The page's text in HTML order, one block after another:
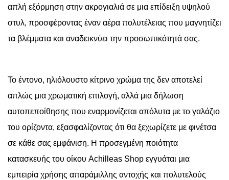
απλή εξόρμηση στην ακρογιαλιά σε μια επίδειξη υψηλού
στυλ, προσφέροντας έναν αέρα πολυτέλειας που μαγνητίζει
τα βλέμματα και αναδεικνύει την προσωπικότητά σας.
Το έντονο, ηλιόλουστο κίτρινο χρώμα της δεν αποτελεί
απλώς μια χρωματική επιλογή, αλλά μια δήλωση
αυτοπεποίθησης που εναρμονίζεται απόλυτα με το γαλάζιο
του ορίζοντα, εξασφαλίζοντας ότι θα ξεχωρίζετε με φινέτσα
σε κάθε σας εμφάνιση. Η προσεγμένη ποιότητα
κατασκευής του οίκου Achilleas Shop εγγυάται μια
εμπειρία χρήσης απαράμιλλης αντοχής και πολυτελούς